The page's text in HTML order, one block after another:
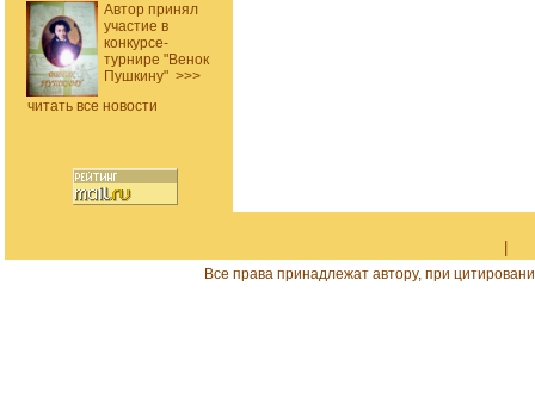
Автор принял
участие в
конкурсе-
турнире "Венок
Пушкину" >>>
читать все новости
Все права принадлежат автору, при